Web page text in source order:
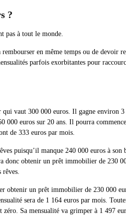
?
pas à tout le monde.
en même temps ou de devoir
parfois exorbitantes pour
vaut 300 000 euros. Il gagne environ 3
000 euros sur 20 ans. Il pourra
de 333 euros par mois.
puisqu’il manque 240 000 euros à son
donc obtenir un prêt immobilier de 230
rêves.
obtenir un prêt immobilier de 230 000
sera de 1 164 euros par mois.
Sa mensualité va grimper à 1 497